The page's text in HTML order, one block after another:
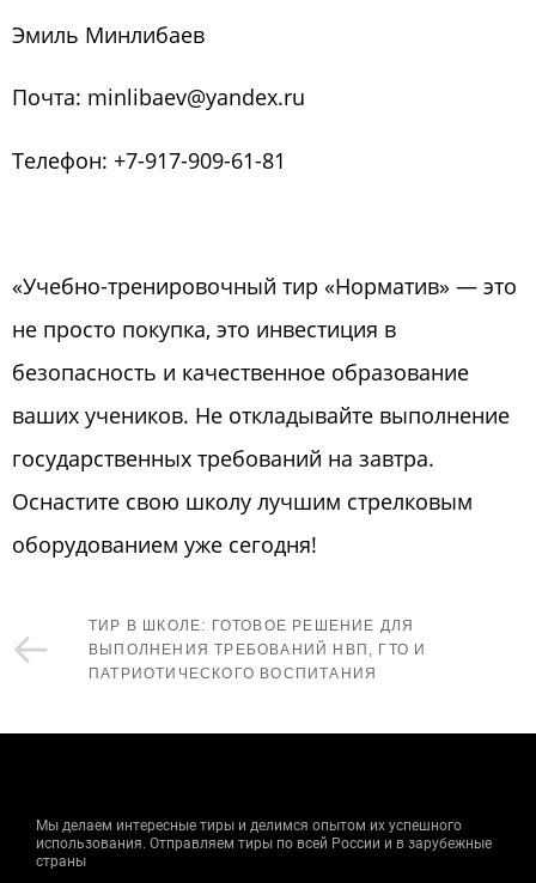
Эмиль Минлибаев
Почта: minlibaev@yandex.ru
Телефон: +7-917-909-61-81
«Учебно-тренировочный тир «Норматив» — это
не просто покупка, это инвестиция в
безопасность и качественное образование
ваших учеников. Не откладывайте выполнение
государственных требований на завтра.
Оснастите свою школу лучшим стрелковым
оборудованием уже сегодня!
ТИР В ШКОЛЕ: ГОТОВОЕ РЕШЕНИЕ ДЛЯ
ВЫПОЛНЕНИЯ ТРЕБОВАНИЙ НВП, ГТО И
ПАТРИОТИЧЕСКОГО ВОСПИТАНИЯ
Мы делаем интересные тиры и делимся опытом их успешного
использования. Отправляем тиры по всей России и в зарубежные
страны